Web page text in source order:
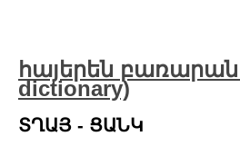
հայերեն բառարան
dictionary)
ՏՂԱՅ - ՑԱՆԿ